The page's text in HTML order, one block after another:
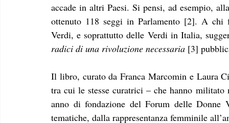
accade in altri Paesi. Si pensi, ad esempio,
ottenuto 118 seggi in Parlamento [2]. A chi
Verdi, e soprattutto delle Verdi in Italia,
radici di una rivoluzione necessaria [3]
Il libro, curato da Franca Marcomin e Laura
tra cui le stesse curatrici – che hanno
anno di fondazione del Forum delle